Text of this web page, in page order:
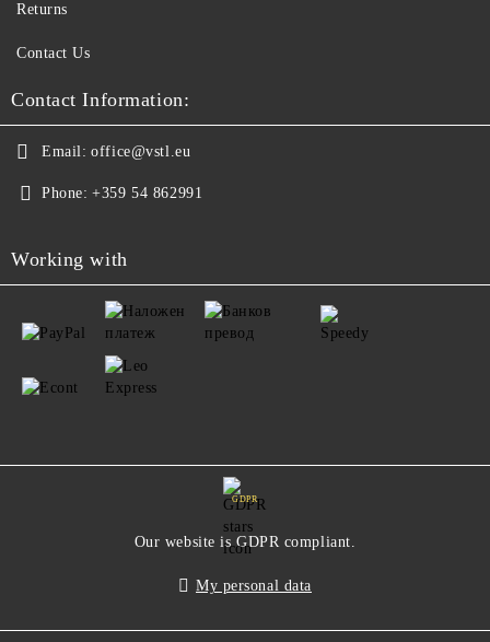
Returns
Contact Us
Contact Information:
Email: office@vstl.eu
Phone: +359 54 862991
Working with
GDPR
Our website is GDPR compliant.
My personal data